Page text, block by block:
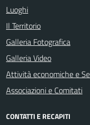
Luoghi
Il Territorio
Galleria Fotografica
Galleria Video
Attività economiche e
Associazioni e Comitati
CONTATTI E RECAPITI